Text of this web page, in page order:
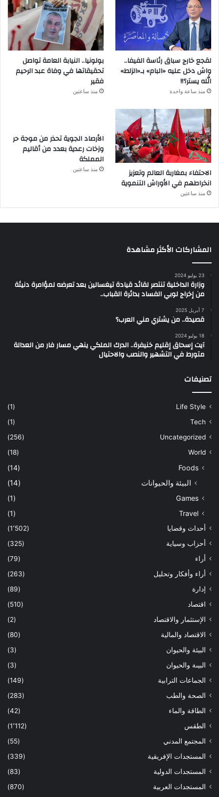
لقجع خارج سباق رئاسة الفيفا..
واش دخل عليه «البام» بـ«الزلط»
الله يستر؟!!
منذ ساعة واحدة
بولونيا.. النيابة العامة تواصل
تحقيقاتها في وفاة عبد الرحيم
فقير
منذ ساعتين
الاحتفاء بمغاربة العالم وتعزيز
انخراطهم في الأوراش التنموية
منذ ساعتين
الأرصاد الجوية تحذر من موجة حر
وزخات رعدية بعدد من أقاليم
المملكة
منذ ساعتين
المشاركات الأكثر مشاهدة
23 يوليو 2024
وزارة الداخلية تنتصر لقائد قيادة تيغسالين بعد تعرضه لمؤامرة دنيئة
من إخراج لوبي الفساد بدائرة القباب..
7 أبريل 2025
قصيدة.. من يشتري مني العرب؟
18 يوليو 2024
آيت إسحاق إقليم خنيفرة.. الدرك الملكي ينهي مسار فار من العدالة
متورط في التشهير والنصب والاحتيال
تصنيفات
Life Style
(1)
Tech
(1)
Uncategorized
(256)
World
(18)
Foods
(14)
البيئة والحيوانات (14)
Games
(1)
Travel
(1)
أحداث وقضايا
(1٬502)
أحزاب وسياية
(325)
أراء
(79)
أراء وأفكار وتحليل
(263)
إدارة
(89)
اقتصاد
(510)
الإستثمار والاقتصاد
(2)
الاقتصاد والمالية
(80)
البيئة والحيوان
(3)
البيىة والحيوان
(3)
الجماعات الترابية
(149)
الصحة والطب
(283)
الطاقة والماء
(42)
الطقس
(1٬112)
المجتمع المدني
(55)
المستجدات الإفريقية
(339)
المستجدات الدولية
(83)
المستجدات العربية
(870)